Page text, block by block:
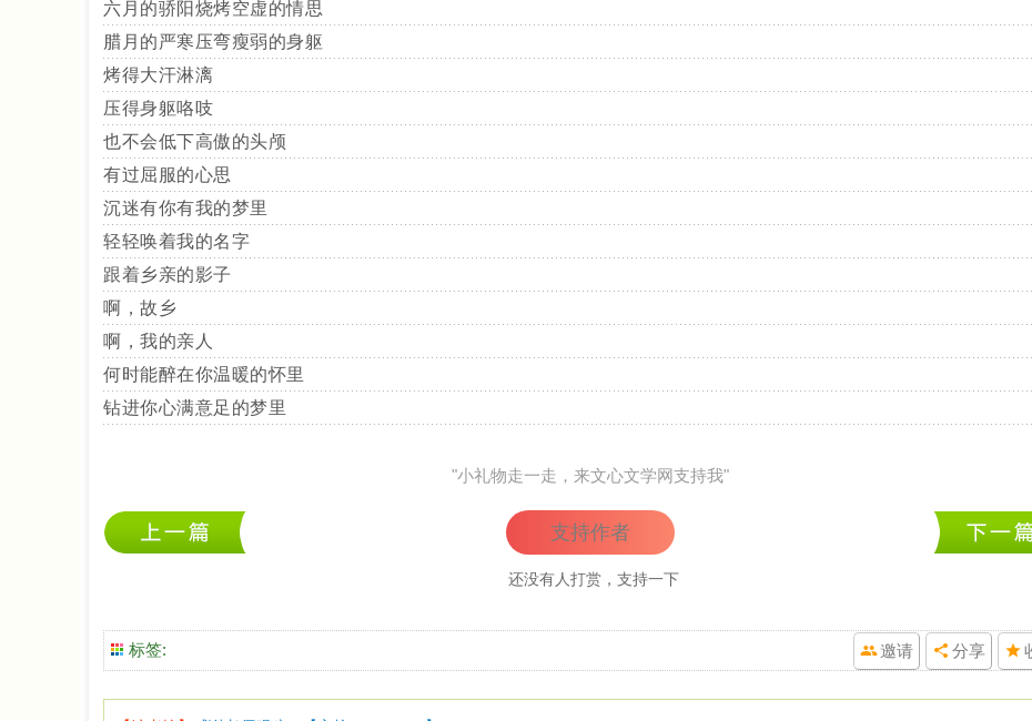
六月的骄阳烧烤空虚的情思
腊月的严寒压弯瘦弱的身躯
烤得大汗淋漓
压得身躯咯吱
也不会低下高傲的头颅
有过屈服的心思
沉迷有你有我的梦里
轻轻唤着我的名字
跟着乡亲的影子
啊，故乡
啊，我的亲人
何时能醉在你温暖的怀里
钻进你心满意足的梦里
"小礼物走一走，来文心文学网支持我"
支持作者
还没有人打赏，支持一下
标签: 分享
邀请